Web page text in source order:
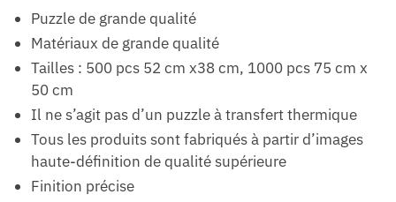
Puzzle de grande qualité
Matériaux de grande qualité
Tailles : 500 pcs 52 cm x38 cm, 1000 pcs 75 cm x
50 cm
Il ne s’agit pas d’un puzzle à transfert thermique
Tous les produits sont fabriqués à partir d’images
haute-définition de qualité supérieure
Finition précise